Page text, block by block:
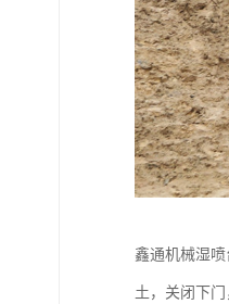
鑫通机械湿
土，关闭下